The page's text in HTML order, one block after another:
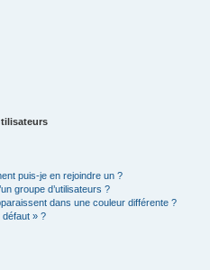
puis-je en rejoindre un ?
groupe d’utilisateurs ?
dans une couleur différente ?
défaut » ?